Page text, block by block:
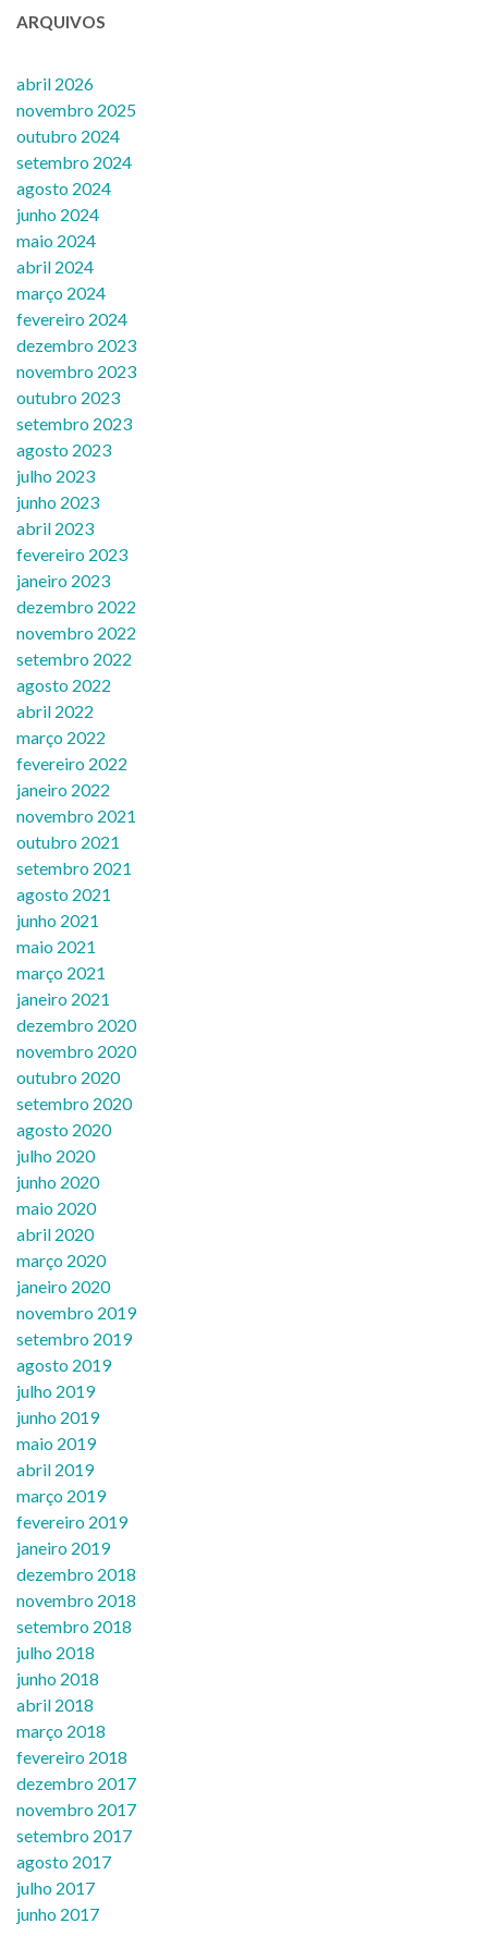
ARQUIVOS
abril 2026
novembro 2025
outubro 2024
setembro 2024
agosto 2024
junho 2024
maio 2024
abril 2024
março 2024
fevereiro 2024
dezembro 2023
novembro 2023
outubro 2023
setembro 2023
agosto 2023
julho 2023
junho 2023
abril 2023
fevereiro 2023
janeiro 2023
dezembro 2022
novembro 2022
setembro 2022
agosto 2022
abril 2022
março 2022
fevereiro 2022
janeiro 2022
novembro 2021
outubro 2021
setembro 2021
agosto 2021
junho 2021
maio 2021
março 2021
janeiro 2021
dezembro 2020
novembro 2020
outubro 2020
setembro 2020
agosto 2020
julho 2020
junho 2020
maio 2020
abril 2020
março 2020
janeiro 2020
novembro 2019
setembro 2019
agosto 2019
julho 2019
junho 2019
maio 2019
abril 2019
março 2019
fevereiro 2019
janeiro 2019
dezembro 2018
novembro 2018
setembro 2018
julho 2018
junho 2018
abril 2018
março 2018
fevereiro 2018
dezembro 2017
novembro 2017
setembro 2017
agosto 2017
julho 2017
junho 2017